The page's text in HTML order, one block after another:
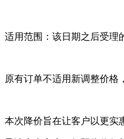
适用范围：该日期之后受理
原有订单不适用新调整价格
本次降价旨在让客户以更实